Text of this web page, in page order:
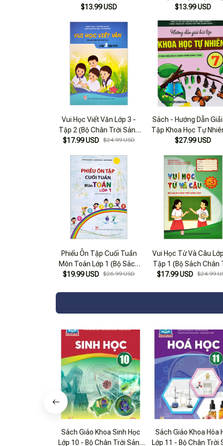
$13.99 USD
$13.99 USD
Vui Học Viết Văn Lớp 3 -
Tập 2 (Bộ Chân Trời Sáng
Tạo)
$17.99 USD $24.99 USD
Sách - Hướng Dẫn Giải
Tập Khoa Học Tự
Theo Bộ Chân Trời
$27.99 USD
Phiếu Ôn Tập Cuối Tuần
Môn Toán Lớp 1 (Bộ Sách
Chân Trời Sáng Tạo)
$19.99 USD $26.99 USD
Vui Học Từ Và Câu
Tập 1 (Bộ Sách Chân
Sáng Tạo) (Tái Bản
$17.99 USD $24.99
Sách Giáo Khoa Sinh Học
Lớp 10 - Bộ Chân Trời Sáng
Sách Giáo Khoa Hóa
Lớp 11 - Bộ Chân Trời